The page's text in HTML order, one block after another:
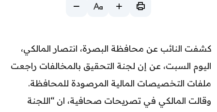
كشفت النائب عن محافظة البصرة، انتصار المالكي،
اليوم السبت، عن إن لجنة التحقيق بالمخالفات راجعت
ملفات التخصيصات المالية المرصودة للمحافظة.
وقالت المالكي في تصريحات صحافية، ان “اللجنة